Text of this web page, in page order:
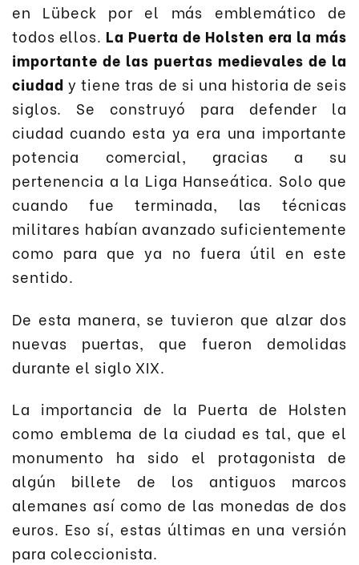
en Lübeck por el más emblemático de
todos ellos. La Puerta de Holsten era la más
importante de las puertas medievales de la
ciudad y tiene tras de si una historia de seis
siglos. Se construyó para defender la
ciudad cuando esta ya era una importante
potencia comercial, gracias a su
pertenencia a la Liga Hanseática. Solo que
cuando fue terminada, las técnicas
militares habían avanzado suficientemente
como para que ya no fuera útil en este
sentido.
De esta manera, se tuvieron que alzar dos
nuevas puertas, que fueron demolidas
durante el siglo XIX.
La importancia de la Puerta de Holsten
como emblema de la ciudad es tal, que el
monumento ha sido el protagonista de
algún billete de los antiguos marcos
alemanes así como de las monedas de dos
euros. Eso sí, estas últimas en una versión
para coleccionista.